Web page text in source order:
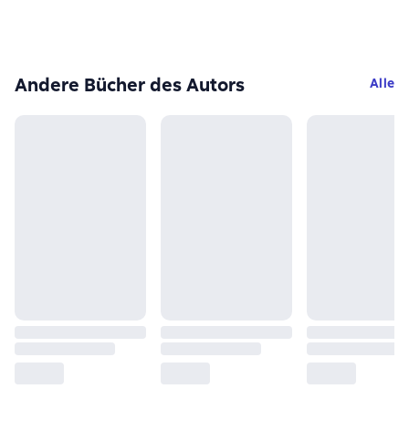
Andere Bücher des Autors Alle